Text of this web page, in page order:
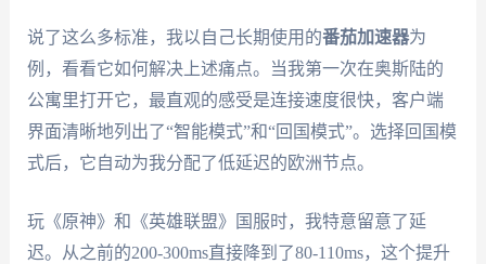
说了这么多标准，我以自己长期使用的番茄加速器为
例，看看它如何解决上述痛点。当我第一次在奥斯陆的
公寓里打开它，最直观的感受是连接速度很快，客户端
界面清晰地列出了“智能模式”和“回国模式”。选择回国模
式后，它自动为我分配了低延迟的欧洲节点。
玩《原神》和《英雄联盟》国服时，我特意留意了延
迟。从之前的200-300ms直接降到了80-110ms，这个提升